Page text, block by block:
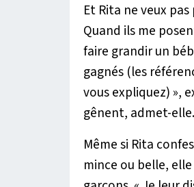
Et Rita ne veux
Quand ils me
faire grandir un
gagnés (les
vous expliquez) »,
gênent, admet-elle.
Même si Rita
mince ou belle,